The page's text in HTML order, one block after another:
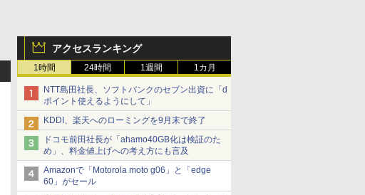
アクセスランキング
1時間 24時間 1週間 1カ月
NTT島田社長、ソフトバンクのセブン出資に「d
ポイント使えるようにして」
KDDI、楽天へのローミングを9月末で終了
ドコモ前田社長が「ahamo40GB化は検証のた
め」、料金値上げへの考え方にも言及
Amazonで「Motorola moto g06」と「edge
60」がセール